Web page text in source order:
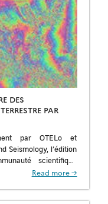
DES
PAR
par OTELo et
Seismology, l’édition
scientifique
de la surface
Read more →